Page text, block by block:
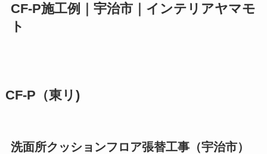
CF-P施工例｜宇治市｜インテリアヤマモ
ト
CF-P（東リ)
洗面所クッションフロア張替工事（宇治市）